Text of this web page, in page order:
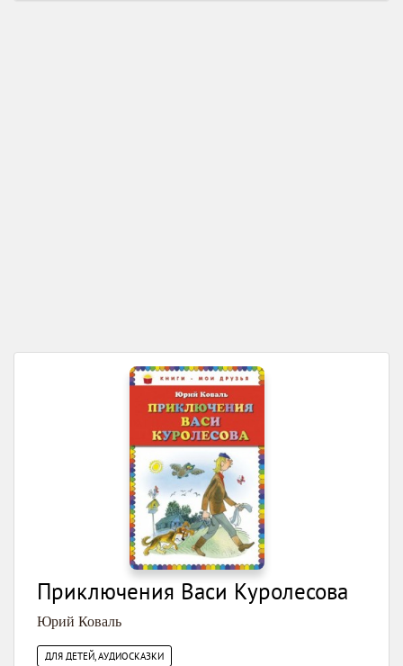
Приключения Васи Куролесова
Юрий Коваль
ДЛЯ ДЕТЕЙ, АУДИОСКАЗКИ